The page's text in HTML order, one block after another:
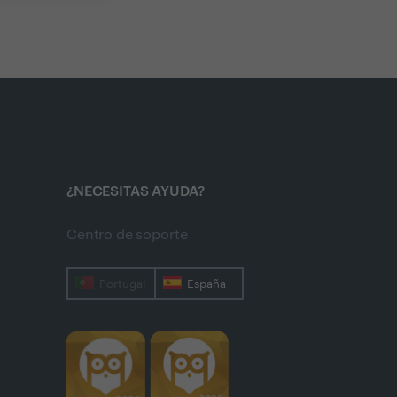
¿NECESITAS AYUDA?
Centro de soporte
Portugal España